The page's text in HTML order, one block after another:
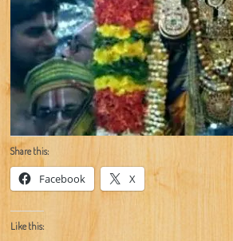
Share this:
Facebook X
Like this: